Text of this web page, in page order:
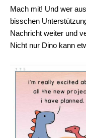
Mach mit! Und wer
bisschen
Nachricht weiter und
Nicht nur Dino kann